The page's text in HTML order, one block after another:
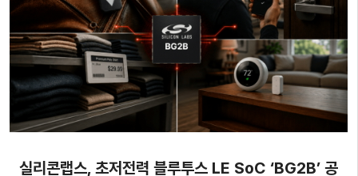
실리콘랩스, 초저전력 블루투스 LE SoC ‘BG2B’ 공